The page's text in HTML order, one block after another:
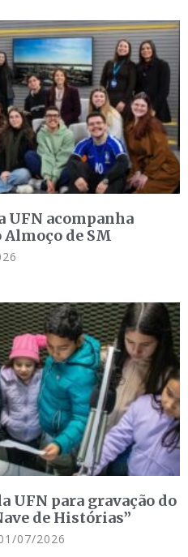
UFN acompanha
Almoço de SM
UFN para gravação do
de Histórias”
07/2026